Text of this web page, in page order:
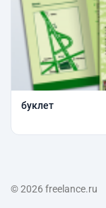
буклет
© 2026 freelance.ru